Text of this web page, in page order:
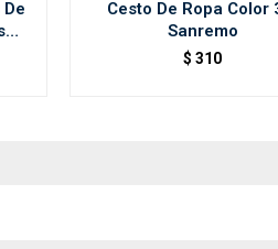
Cesto De Ropa Color
Sanremo
$ 310